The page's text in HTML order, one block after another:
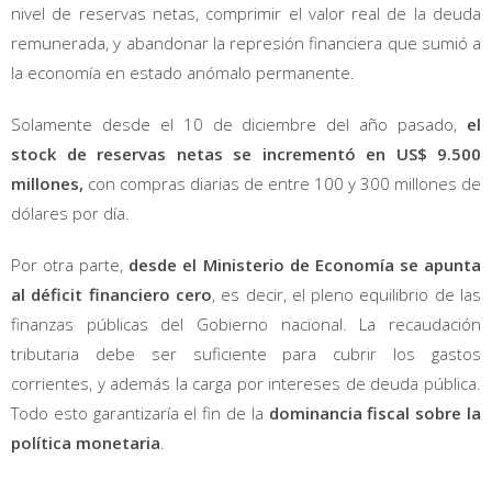
nivel de reservas netas, comprimir el valor real de la deuda
remunerada, y abandonar la represión financiera que sumió a
la economía en estado anómalo permanente.
Solamente desde el 10 de diciembre del año pasado, el
stock de reservas netas se incrementó en US$ 9.500
millones, con compras diarias de entre 100 y 300 millones de
dólares por día.
Por otra parte, desde el Ministerio de Economía se apunta
al déficit financiero cero, es decir, el pleno equilibrio de las
finanzas públicas del Gobierno nacional. La recaudación
tributaria debe ser suficiente para cubrir los gastos
corrientes, y además la carga por intereses de deuda pública.
Todo esto garantizaría el fin de la dominancia fiscal sobre la
política monetaria